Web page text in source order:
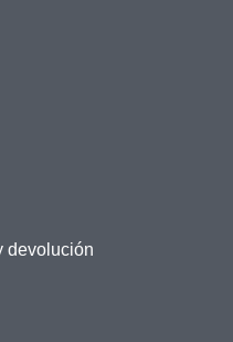
devolución